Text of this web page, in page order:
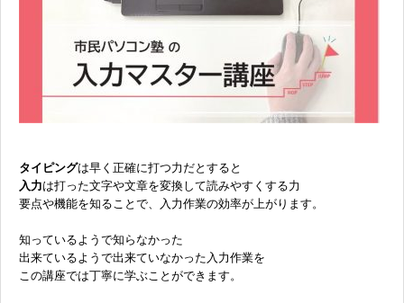
0120-868-003
受付時間／9:00〜18:00 土日祝休み
タイピングは早く正確に打つ力だとすると
入力は打った文字や文章を変換して読みやすくする力
要点や機能を知ることで、入力作業の効率が上がります。
知っているようで知らなかった
出来ているようで出来ていなかった入力作業を
この講座では丁寧に学ぶことができます。